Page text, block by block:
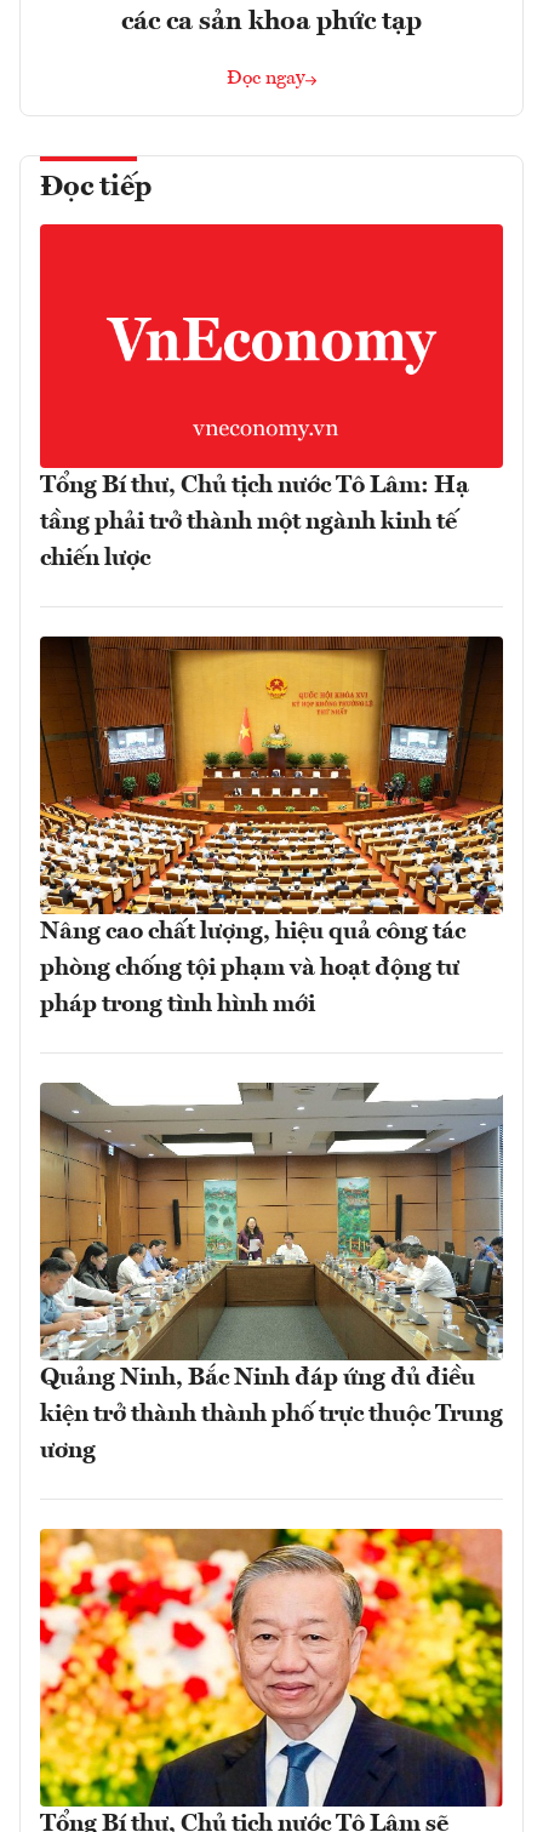
các ca sản khoa phức tạp
Đọc ngay
Đọc tiếp
Tổng Bí thư, Chủ tịch nước Tô Lâm: Hạ
tầng phải trở thành một ngành kinh tế
chiến lược
Nâng cao chất lượng, hiệu quả công tác
phòng chống tội phạm và hoạt động tư
pháp trong tình hình mới
Quảng Ninh, Bắc Ninh đáp ứng đủ điều
kiện trở thành thành phố trực thuộc Trung
ương
Tổng Bí thư, Chủ tịch nước Tô Lâm sẽ